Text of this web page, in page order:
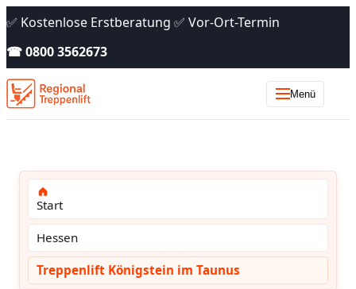
✅ Kostenlose Erstberatung ✅ Vor-Ort-Termin
☎ 0800 3562673
Menü
Start
Hessen
Treppenlift Königstein im Taunus